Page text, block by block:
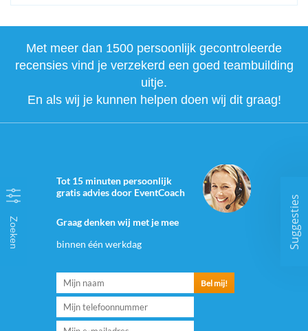
Zoeken
Met meer dan 1500 persoonlijk gecontroleerde
recensies vind je verzekerd een goed teambuilding
uitje.
En als wij je kunnen helpen doen wij dit graag!
Tot 15 minuten persoonlijk
gratis advies door EventCoach
Graag denken wij met je mee
binnen één werkdag
Suggesties